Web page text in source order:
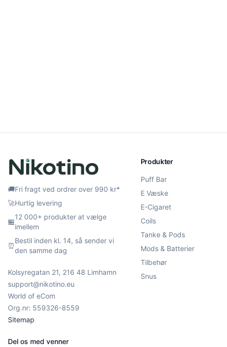
🚚Fri fragt ved ordrer over 990 kr*
🚀Hurtig levering
🏪
12 000+ produkter at vælge
imellem
⏰
Bestil inden kl. 14, så sender vi
den samme dag
Kolsyregatan 21, 216 48 Limhamn
support@nikotino.eu
World of eCom
Org.nr: 559326-8559
Sitemap
Del os med venner
Produkter
Puff Bar
E Væske
E-Cigaret
Coils
Tanke & Pods
Mods & Batterier
Tilbehør
Snus